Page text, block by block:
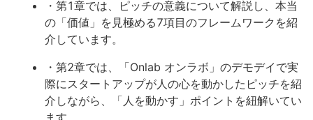
・第1章では、ピッチの意義について解説し、本当
の「価値」を見極める7項目のフレームワークを紹
介しています。
・第2章では、「Onlab オンラボ」のデモデイで実
際にスタートアップが人の心を動かしたピッチを紹
介しながら、「人を動かす」ポイントを紐解いてい
ます。